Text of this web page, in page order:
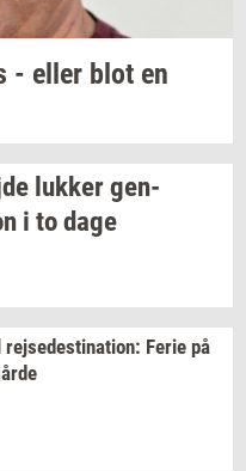
- eller blot en
luk­kergen­
i to dage
rej­se­desti­na­tion: Ferie på